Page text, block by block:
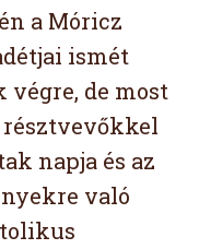
a Móricz
ismét
végre, de most
napja és az
való